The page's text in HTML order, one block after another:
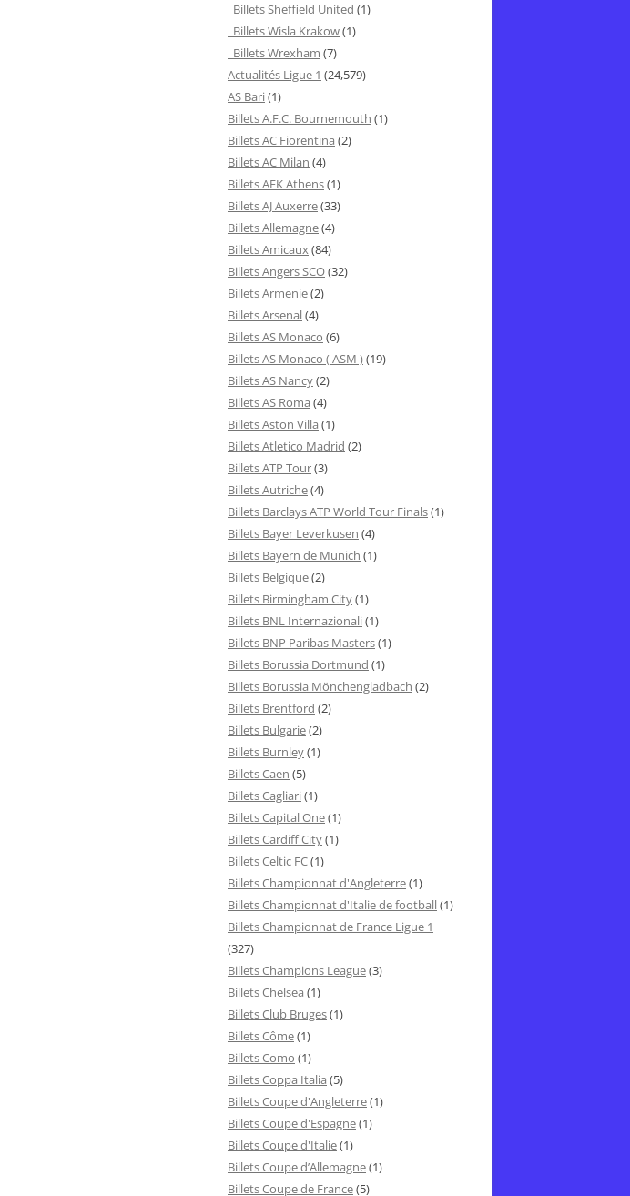
Billets Sheffield United (1)
Billets Wisla Krakow(1)
Billets Wrexham (7)
Actualités Ligue 1 (24,579)
AS Bari(1)
Billets A.F.C. Bournemouth (1)
Billets AC Fiorentina (2)
Billets AC Milan (4)
Billets AEK Athens(1)
Billets AJ Auxerre(33)
Billets Allemagne(4)
Billets Amicaux(84)
Billets Angers SCO(32)
Billets Armenie(2)
Billets Arsenal(4)
Billets AS Monaco (6)
Billets AS Monaco ( ASM )(19)
Billets AS Nancy(2)
Billets AS Roma (4)
Billets Aston Villa (1)
Billets Atletico Madrid (2)
Billets ATP Tour(3)
Billets Autriche(4)
Billets Barclays ATP World Tour Finals(1)
Billets Bayer Leverkusen (4)
Billets Bayern de Munich (1)
Billets Belgique(2)
Billets Birmingham City(1)
Billets BNL Internazionali(1)
Billets BNP Paribas Masters(1)
Billets Borussia Dortmund (1)
Billets Borussia Mönchengladbach (2)
Billets Brentford (2)
Billets Bulgarie(2)
Billets Burnley(1)
Billets Caen (5)
Billets Cagliari(1)
Billets Capital One(1)
Billets Cardiff City(1)
Billets Celtic FC(1)
Billets Championnat d'Angleterre(1)
Billets Championnat d'Italie de football(1)
Billets Championnat de France Ligue 1
(327)
Billets Champions League(3)
Billets Chelsea (1)
Billets Club Bruges(1)
Billets Côme(1)
Billets Como (1)
Billets Coppa Italia (5)
Billets Coupe d'Angleterre(1)
Billets Coupe d'Espagne(1)
Billets Coupe d'Italie(1)
Billets Coupe d’Allemagne(1)
Billets Coupe de France(5)